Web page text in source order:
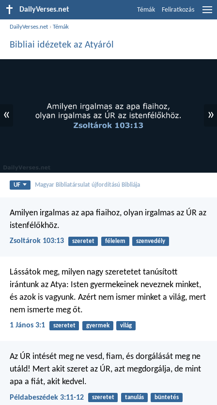
DailyVerses.net Témák Feliratkozás
DailyVerses.net ›Témák
Bibliai idézetek az Atyáról
« »
UF Magyar Bibliatársulat újfordítású Bibliája
Amilyen irgalmas az apa fiaihoz, olyan irgalmas az ÚR az
istenfélőkhöz.
Zsoltárok 103:13 szeretet félelem szenvedély
Lássátok meg, milyen nagy szeretetet tanúsított
irántunk az Atya: Isten gyermekeinek neveznek minket,
és azok is vagyunk. Azért nem ismer minket a világ, mert
nem ismerte meg őt.
1 János 3:1 szeretet gyermek világ
Az ÚR intését meg ne vesd, fiam, és dorgálását meg ne
utáld! Mert akit szeret az ÚR, azt megdorgálja, de mint
apa a fiát, akit kedvel.
Példabeszédek 3:11-12 szeretet tanulás büntetés